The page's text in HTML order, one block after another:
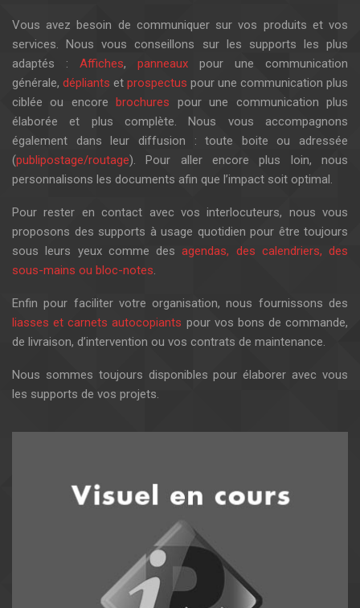
Vous avez besoin de communiquer sur vos produits et vos
services. Nous vous conseillons sur les supports les plus
adaptés : Affiches, panneaux pour une communication
générale, dépliants et prospectus pour une communication plus
ciblée ou encorebrochures pour une communication plus
élaborée et plus complète. Nous vous accompagnons
également dans leur diffusion : toute boite ou adressée
(publipostage/routage). Pour aller encore plus loin, nous
personnalisons les documents afin que l’impact soit optimal.
Pour rester en contact avec vos interlocuteurs, nous vous
proposons des supports à usage quotidien pour être toujours
sous leurs yeux comme desagendas, des calendriers, des
sous-mains ou bloc-notes.
Enfin pour faciliter votre organisation, nous fournissons des
liasses et carnets autocopiants pour vos bons de commande,
de livraison, d’intervention ou vos contrats de maintenance.
Nous sommes toujours disponibles pour élaborer avec vous
les supports de vos projets.